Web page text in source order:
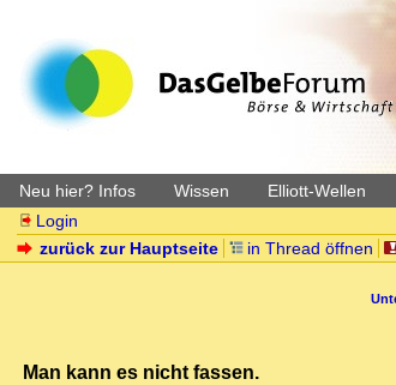
Neu hier? Infos Wissen Elliott-Wellen
Login
zurück zur Hauptseite
in Thread öffnen
Man kann es nicht fassen.